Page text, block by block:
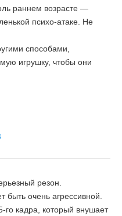
раннем возрасте —
психо-атаке. Не
способами,
игрушку, чтобы они
резон.
быть очень агрессивной.
кадра, который внушает